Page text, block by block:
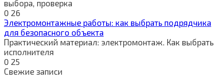
выбора, проверка
0 26
Электромонтажные работы: как выбрать подрядчика
для безопасного объекта
Практический материал: электромонтаж. Как выбрать
исполнителя
0 25
Свежие записи